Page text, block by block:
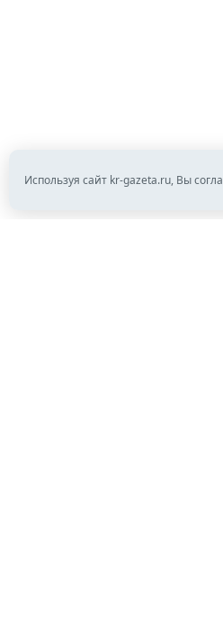
Используя сайт kr-gazeta.ru, Вы